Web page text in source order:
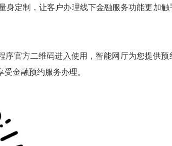
定制，让客户办理线下金融服务功能更加触
官方二维码进入使用，智能网厅为您提供预
金融预约服务办理。